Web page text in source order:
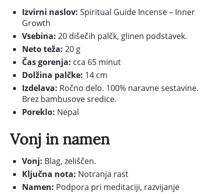
Izvirni naslov: Spiritual Guide Incense – Inner
Growth
Vsebina: 20 dišečih palčk, glinen podstavek.
Neto teža: 20 g
Čas gorenja: cca 65 minut
Dolžina palčke: 14 cm
Izdelava: Ročno delo. 100% naravne sestavine.
Brez bambusove sredice.
Poreklo: Nepal
Vonj in namen
Vonj: Blag, zeliščen.
Ključna nota: Notranja rast
Namen: Podpora pri meditaciji, razvijanje